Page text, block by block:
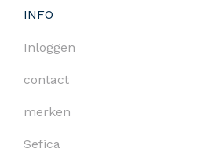
INFO
Inloggen
contact
merken
Sefica